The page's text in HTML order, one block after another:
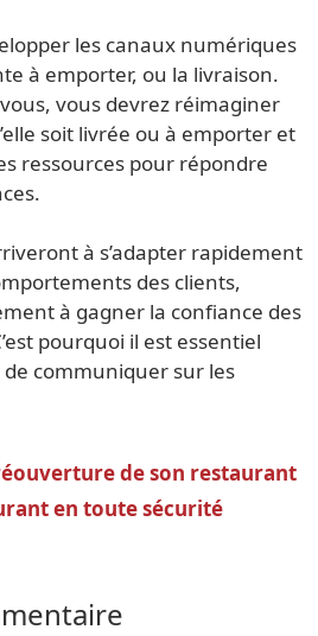
les canaux numériques
à emporter, ou la livraison.
vous devrez réimaginer
soit livrée ou à emporter et
ressources pour répondre
à s’adapter rapidement
des clients,
à gagner la confiance des
pourquoi il est essentiel
communiquer sur les
de son restaurant
en toute sécurité